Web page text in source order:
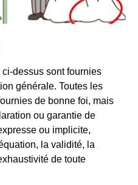
dessus sont fournies
générale. Toutes les
de bonne foi, mais
ou garantie de
ou implicite,
la validité, la
de toute